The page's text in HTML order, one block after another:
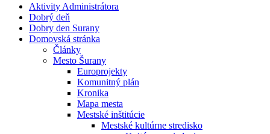
Aktivity Administrátora
Dobrý deň
Dobry den Surany
Domovská stránka
Články
Mesto Šurany
Europrojekty
Komunitný plán
Kronika
Mapa mesta
Mestské inštitúcie
Mestské kultúrne stredisko